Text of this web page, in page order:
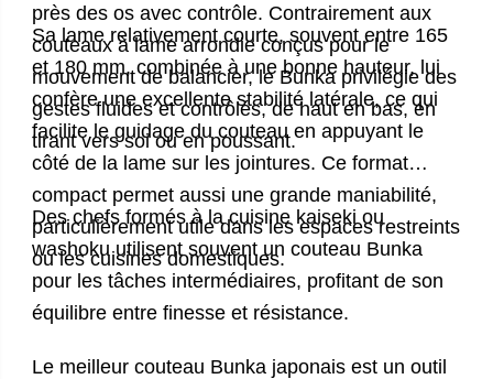
près des os avec contrôle. Contrairement aux
couteaux à lame arrondie conçus pour le
mouvement de balancier, le Bunka privilégie des
gestes fluides et contrôlés, de haut en bas, en
tirant vers soi ou en poussant.
Sa lame relativement courte, souvent entre 165
et 180 mm, combinée à une bonne hauteur, lui
confère une excellente stabilité latérale, ce qui
facilite le guidage du couteau en appuyant le
côté de la lame sur les jointures. Ce format
compact permet aussi une grande maniabilité,
particulièrement utile dans les espaces restreints
ou les cuisines domestiques.
Des chefs formés à la cuisine kaiseki ou
washoku utilisent souvent un couteau Bunka
pour les tâches intermédiaires, profitant de son
équilibre entre finesse et résistance.
Le meilleur couteau Bunka japonaisest un outil